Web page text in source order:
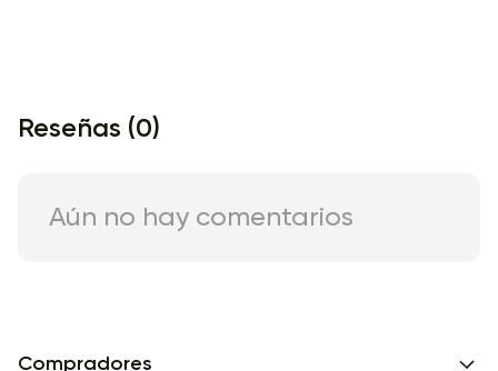
Reseñas (0)
Aún no hay comentarios
Compradores